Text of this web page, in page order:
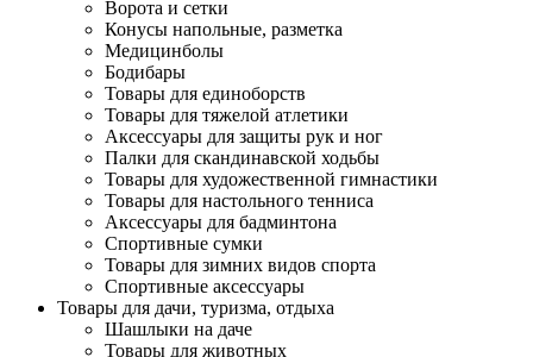
Ворота и сетки
Конусы напольные, разметка
Медицинболы
Бодибары
Товары для единоборств
Товары для тяжелой атлетики
Аксессуары для защиты рук и ног
Палки для скандинавской ходьбы
Товары для художественной гимнастики
Товары для настольного тенниса
Аксессуары для бадминтона
Спортивные сумки
Товары для зимних видов спорта
Спортивные аксессуары
Товары для дачи, туризма, отдыха
Шашлыки на даче
Товары для животных